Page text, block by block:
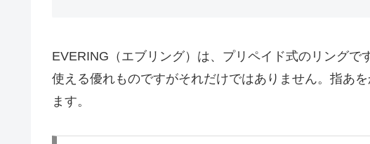
EVERING（エブリング）は、プリペイド式のリングで
使える優れものですがそれだけではありません。指あ
ます。